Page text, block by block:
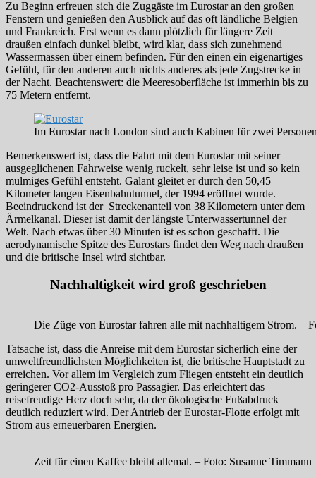
Zu Beginn erfreuen sich die Zuggäste im Eurostar an den großen
Fenstern und genießen den Ausblick auf das oft ländliche Belgien
und Frankreich. Erst wenn es dann plötzlich für längere Zeit
draußen einfach dunkel bleibt, wird klar, dass sich zunehmend
Wassermassen über einem befinden. Für den einen ein eigenartiges
Gefühl, für den anderen auch nichts anderes als jede Zugstrecke in
der Nacht. Beachtenswert: die Meeresoberfläche ist immerhin bis zu
75 Metern entfernt.
Im Eurostar nach London sind auch Kabinen für zwei
Bemerkenswert ist, dass die Fahrt mit dem Eurostar mit seiner
ausgeglichenen Fahrweise wenig ruckelt, sehr leise ist und so kein
mulmiges Gefühl entsteht. Galant gleitet er durch den 50,45
Kilometer langen Eisenbahntunnel, der 1994 eröffnet wurde.
Beeindruckend ist der Streckenanteil von 38 Kilometern unter dem
Ärmelkanal. Dieser ist damit der längste Unterwassertunnel der
Welt. Nach etwas über 30 Minuten ist es schon geschafft. Die
aerodynamische Spitze des Eurostars findet den Weg nach draußen
und die britische Insel wird sichtbar.
Nachhaltigkeit wird groß geschrieben
Die Züge von Eurostar fahren alle mit nachhaltigem Strom. –
Tatsache ist, dass die Anreise mit dem Eurostar sicherlich eine der
umweltfreundlichsten Möglichkeiten ist, die britische Hauptstadt zu
erreichen. Vor allem im Vergleich zum Fliegen entsteht ein deutlich
geringerer CO2-Ausstoß pro Passagier. Das erleichtert das
reisefreudige Herz doch sehr, da der ökologische Fußabdruck
deutlich reduziert wird. Der Antrieb der Eurostar-Flotte erfolgt mit
Strom aus erneuerbaren Energien.
Zeit für einen Kaffee bleibt allemal. – Foto: Susanne Timmann